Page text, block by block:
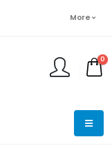
More
0